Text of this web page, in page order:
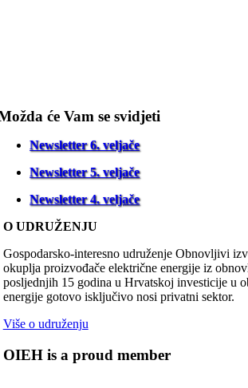
će Vam se svidjeti
Newsletter 6. veljače
Newsletter 5. veljače
Newsletter 4. veljače
O UDRUŽENJU
Gospodarsko-interesno udruženje Obnovljivi
okuplja proizvođače električne energije iz
posljednjih 15 godina u Hrvatskoj investicije u
energije gotovo isključivo nosi privatni sektor.
Više o udruženju
OIEH is a proud member